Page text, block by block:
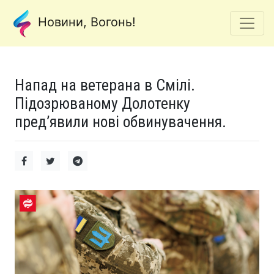
Новини, Вогонь!
Напад на ветерана в Смілі.
Підозрюваному Долотенку
пред’явили нові обвинувачення.